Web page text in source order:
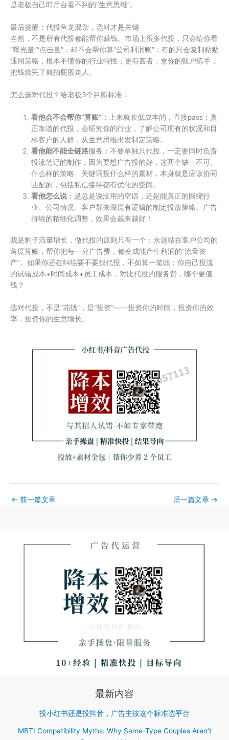
是老板自己盯后台看不到的“生意思维”。
最后提醒：代投鱼龙混杂，选对才是关键
当然，不是所有代投都能帮你赚钱。市场上很多代投，只会给你看
“曝光量”“点击量”，却不会帮你算“公司利润账”；有的只会复制粘贴
通用策略，根本不懂你的行业特性；更有甚者，拿你的账户练手，
把钱烧完了就拍屁股走人。
怎么选对代投？给老板3个判断标准：
看他会不会帮你“算账” ：上来就吹低成本的，直接pass；真
正靠谱的代投，会研究你的行业，了解公司现有的状况和目
标客户的人群，从生意思维出发制定策略。
看他能不能全链路服务：不要单独只代投，一定要同时负责
投流笔记的制作，因为要想广告投的好，这两个缺一不可。
什么样的策略、关键词投什么样的素材，本身就是应该协同
匹配的，包括私信接待都有优化的空间。
看他怎么说：是总是说没用的空话，还是能真正的围绕行
业、公司情况、客户群来深度有逻辑的制定投放策略。广告
持续的精细化调整，效果会越来越好！
我是豹子流量增长，做代投的原则只有一个：永远站在客户公司的
角度算账，帮你把每一分广告费，都变成能产生利润的“流量资
产”。如果你还在纠结要不要找代投，不如算一笔账：你自己投流
的试错成本+时间成本+员工成本，对比代投的服务费，哪个更值
钱？
选对代投，不是“花钱”，是“投资”——投资你的时间，投资你的效
率，投资你的生意增长。
← 前一篇文章 后一篇文章 →
最新内容
投小红书还是投抖音，广告主按这个标准选平台
MBTI Compatibility Myths: Why Same-Type Couples Aren’t